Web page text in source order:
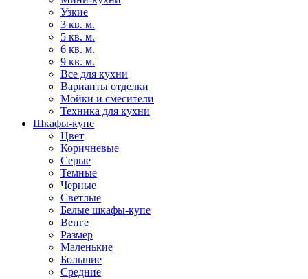
Узкие
3 кв. м.
5 кв. м.
6 кв. м.
9 кв. м.
Все для кухни
Варианты отделки
Мойки и смесители
Техника для кухни
Шкафы-купе
Цвет
Коричневые
Серые
Темные
Черные
Светлые
Белые шкафы-купе
Венге
Размер
Маленькие
Большие
Средние